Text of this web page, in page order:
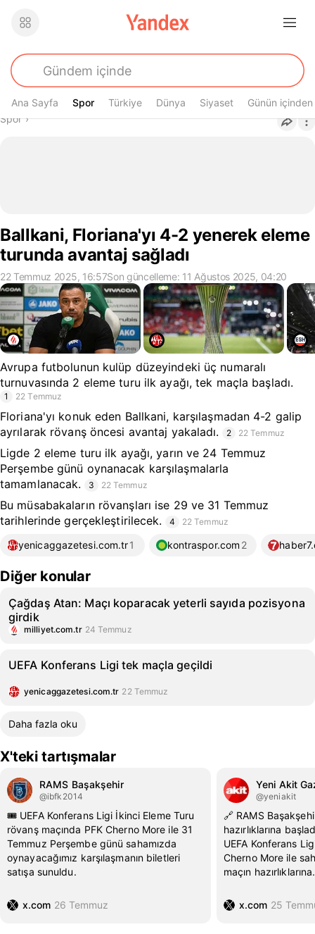
Ana Sayfa Spor
Spor Türkiye Dünya Siyaset Günün içinden
Buradasın
Spor›
Ballkani, Floriana'yı 4-2 yenerek eleme
turunda avantaj sağladı
22 Temmuz 2025, 16:57Son güncelleme: 11 Ağustos 2025, 04:20
Avrupa futbolunun kulüp düzeyindeki üç numaralı
turnuvasında 2 eleme turu ilk ayağı, tek maçla başladı.
1 22 Temmuz
Floriana'yı konuk eden Ballkani, karşılaşmadan 4-2 galip
ayrılarak rövanş öncesi avantaj yakaladı.
2 22 Temmuz
Ligde 2 eleme turu ilk ayağı, yarın ve 24 Temmuz
Perşembe günü oynanacak karşılaşmalarla
tamamlanacak.
3 22 Temmuz
Bu müsabakaların rövanşları ise 29 ve 31 Temmuz
tarihlerinde gerçekleştirilecek.
4 22 Temmuz
yenicaggazetesi.com.tr1 kontraspor.com 2
Diğer konular
Çağdaş Atan: Maçı koparacak yeterli sayıda pozisyona
girdik
milliyet.com.tr 24 Temmuz
UEFA Konferans Ligi tek maçla geçildi
yenicaggazetesi.com.tr 22 Temmuz
Daha fazla oku
X'teki tartışmalar
RAMS Başakşehir
@ibfk2014
🎟️ UEFA Konferans Ligi İkinci Eleme Turu
rövanş maçında PFK Cherno More ile 31
Temmuz Perşembe günü sahamızda
oynayacağımız karşılaşmanın biletleri
satışa sunuldu.
x.com 26 Temmuz
Yeni Akit
@yeniakit
🔗 RAMS
hazırlıklarına
UEFA Konferans
Cherno More ile
maçın hazırlıklarına
x.com 25